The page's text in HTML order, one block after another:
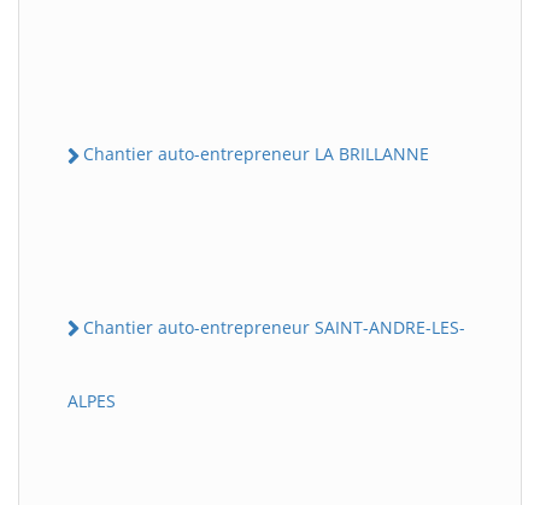
Chantier auto-entrepreneur LA BRILLANNE
Chantier auto-entrepreneur SAINT-ANDRE-LES-
ALPES